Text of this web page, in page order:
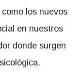
los nuevos
en nuestros
donde surgen